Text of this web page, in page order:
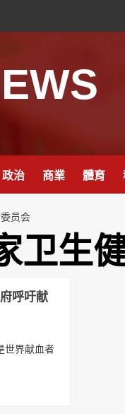
政治 商業 體育
员会
卫生
呼吁献
世界献血者